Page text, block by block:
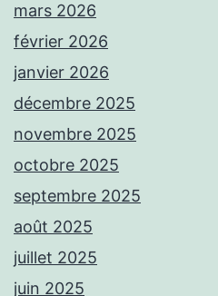
mars 2026
février 2026
janvier 2026
décembre 2025
novembre 2025
octobre 2025
septembre 2025
août 2025
juillet 2025
juin 2025